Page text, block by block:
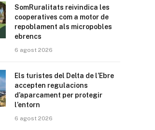
SomRuralitats reivindica les
cooperatives com a motor de
repoblament als micropobles
ebrencs
6 agost 2026
Els turistes del Delta de l’Ebre
accepten regulacions
d’aparcament per protegir
l’entorn
6 agost 2026